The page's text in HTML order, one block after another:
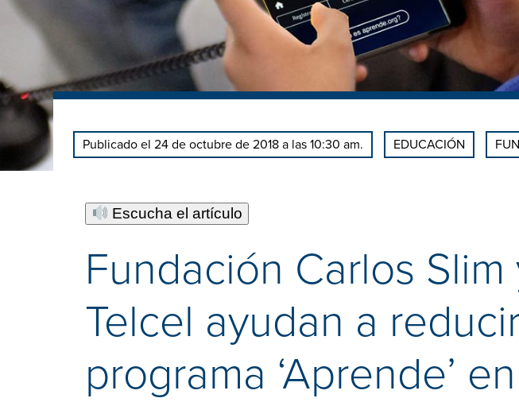
Publicado el 24 de octubre de 2018 a las 10:30 am. EDUCACIÓN
Escucha el artículo
Fundación Carlos
Telcel ayudan a
programa ‘Aprende’